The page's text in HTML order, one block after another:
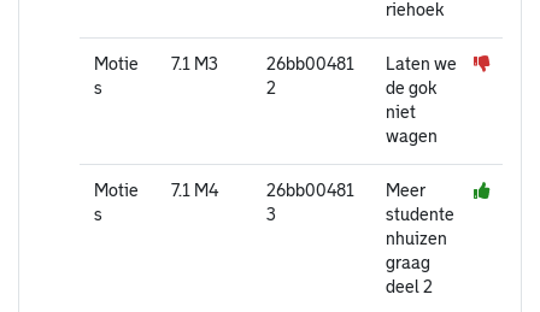
riehoek
Motie
s
7.1 M3
26bb00481
2
Laten we
de gok
niet
wagen
Motie
s
7.1 M4
26bb00481
3
Meer
studente
nhuizen
graag
deel 2